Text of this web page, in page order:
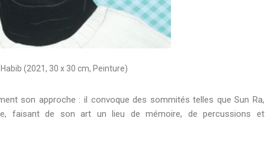
(2021, 30 x 30 cm, Peinture)
son approche : il convoque des sommités telles que Sun Ra,
faisant de son art un lieu de mémoire, de percussions et